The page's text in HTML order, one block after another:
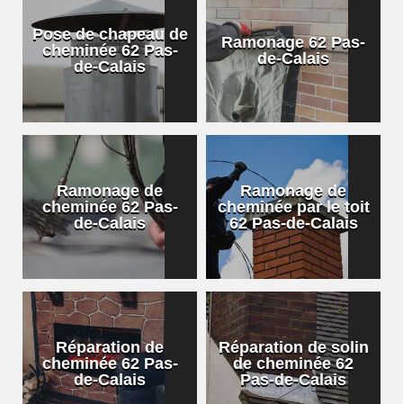
Pose de chapeau de
cheminée 62 Pas-
de-Calais
Ramonage 62 Pas-
de-Calais
Ramonage de
cheminée 62 Pas-
de-Calais
Ramonage de
cheminée par le toit
62 Pas-de-Calais
Réparation de
cheminée 62 Pas-
de-Calais
Réparation de solin
de cheminée 62
Pas-de-Calais